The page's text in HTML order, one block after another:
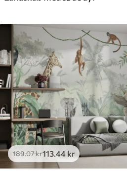
189.07kr113.44 kr